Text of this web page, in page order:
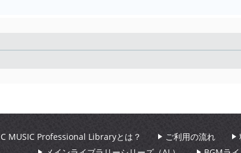
C MUSIC Professional Libraryとは？ ご利用の流れ